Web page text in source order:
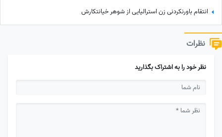
انتقام باورنکردنی زن استرالیایی از شوهر خیانتکارش
نظرات
نظر خود را به اشتراک بگذارید